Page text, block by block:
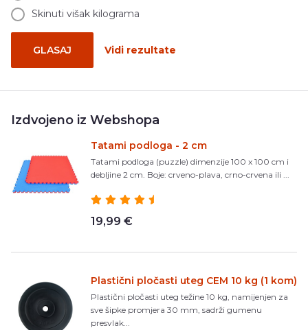
Skinuti višak kilograma
GLASAJ Vidi rezultate
Izdvojeno iz Webshopa
Tatami podloga - 2 cm
Tatami podloga (puzzle) dimenzije 100 x 100 cm i
debljine 2 cm. Boje: crveno-plava, crno-crvena ili ...
19,99 €
Plastični pločasti uteg CEM 10 kg (1 kom)
Plastični pločasti uteg težine 10 kg, namijenjen za
sve šipke promjera 30 mm, sadrži gumenu
presvlak...